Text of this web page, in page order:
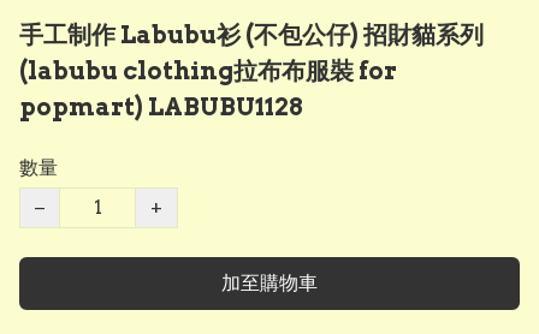
手工制作 Labubu衫 (不包公仔) 招財貓系列
(labubu clothing拉布布服裝 for
popmart) LABUBU1128
數量
−
+
加至購物車